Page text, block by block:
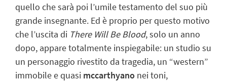
quello che sarà poi l’umile testamento del suo più
grande insegnante. Ed è proprio per questo motivo
che l’uscita di There Will Be Blood, solo un anno
dopo, appare totalmente inspiegabile: un studio su
un personaggio rivestito da tragedia, un “western”
immobile e quasi mccarthyano nei toni,